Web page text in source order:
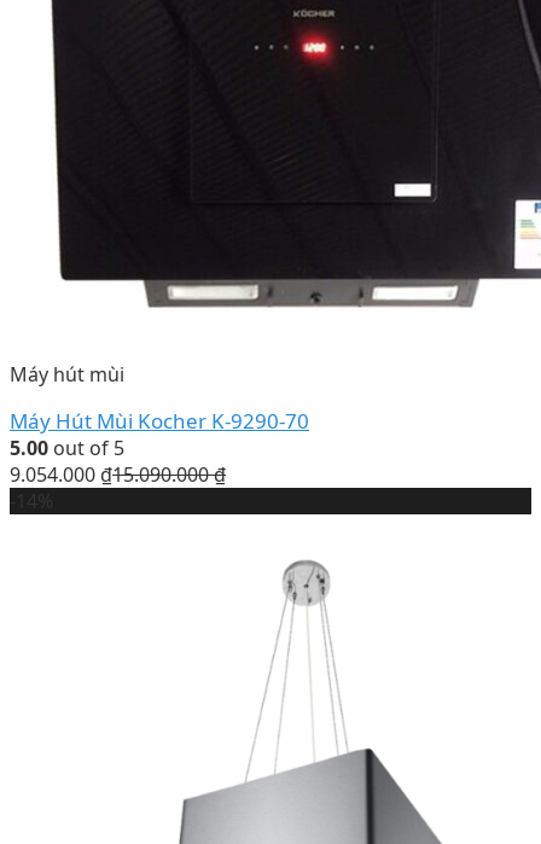
Máy hút mùi
Máy Hút Mùi Kocher K-9290-70
5.00 out of 5
9.054.000 ₫15.090.000₫